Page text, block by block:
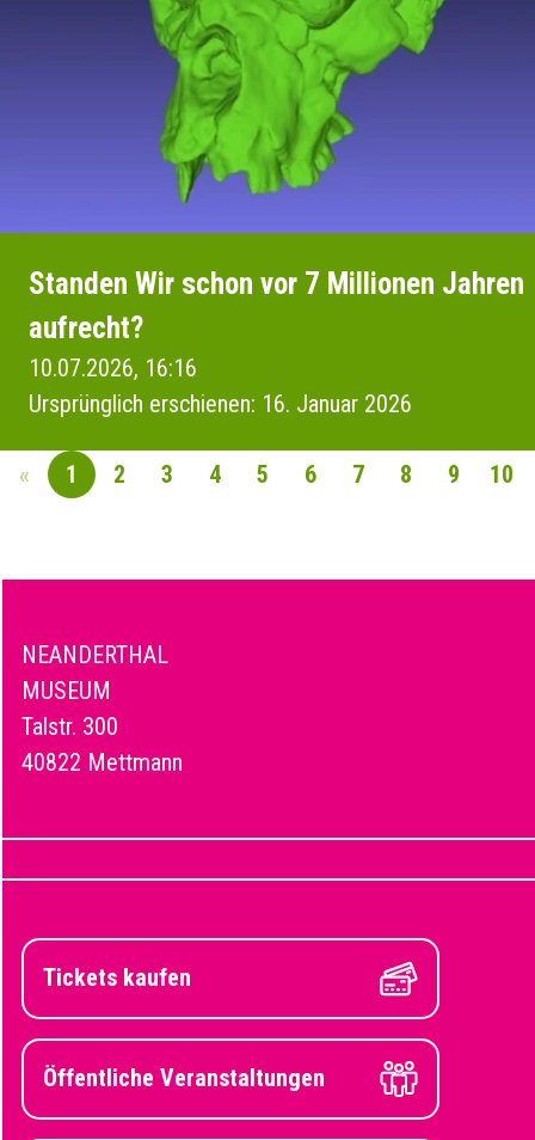
Standen Wir schon vor 7 Millionen Jahren
aufrecht?
10.07.2026, 16:16
Ursprünglich erschienen: 16. Januar 2026
« 1 2 3 4 5 6 7 8 9 10
NEANDERTHAL
MUSEUM
Talstr. 300
40822 Mettmann
Tickets kaufen
Öffentliche Veranstaltungen